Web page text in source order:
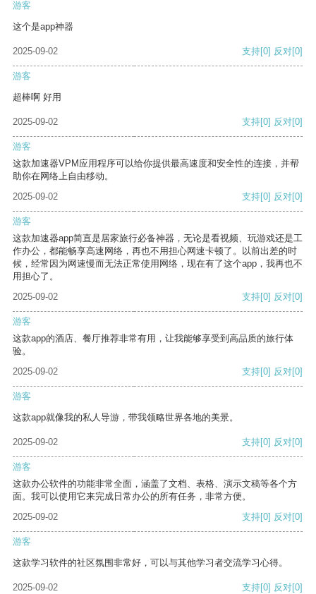
游客
这个是app神器
2025-09-02 支持[0] 反对[0]
游客
超棒啊 好用
2025-09-02 支持[0] 反对[0]
游客
这款加速器VPM应用程序可以给你提供最高速度和安全性的连接，并帮
助你在网络上自由移动。
2025-09-02
支持[0] 反对[0]
游客
这款加速器app简直是居家旅行必备神器，无论是看视频、玩游戏还是工
作办公，都能畅享高速网络，再也不用担心网速卡顿了。以前出差的时
候，经常因为网速慢而无法正常使用网络，现在有了这个app，我再也不
用担心了。
2025-09-02
支持[0] 反对[0]
游客
这款app的酒店、餐厅推荐非常有用，让我能够享受到高品质的旅行体
验。
2025-09-02
支持[0] 反对[0]
游客
这款app就像我的私人导游，带我领略世界各地的美景。
2025-09-02 支持[0] 反对[0]
游客
这款办公软件的功能非常全面，涵盖了文档、表格、演示文稿等各个方
面。我可以使用它来完成日常办公的所有任务，非常方便。
2025-09-02
支持[0] 反对[0]
游客
这款学习软件的社区氛围非常好，可以与其他学习者交流学习心得。
2025-09-02 支持[0] 反对[0]